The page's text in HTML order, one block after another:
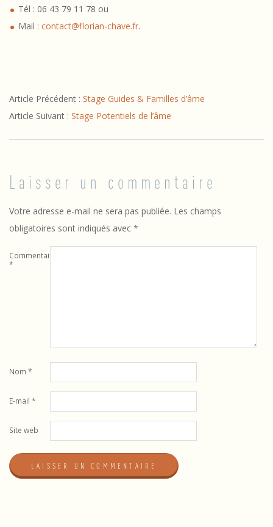
Tél : 06 43 79 11 78 ou
Mail : contact@florian-chave.fr.
02-
28
Article Précédent : Stage Guides & Familles d’âme
Article Suivant : Stage Potentiels de l’âme
Laisser un commentaire
Votre adresse e-mail ne sera pas publiée. Les champs
obligatoires sont indiqués avec *
Commentaire
*
Nom *
E-mail *
Site web